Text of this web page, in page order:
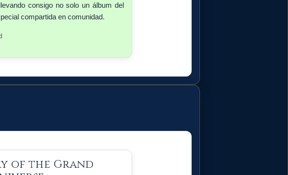
consigo no solo un álbum del
compartida en comunidad.
of the Grand